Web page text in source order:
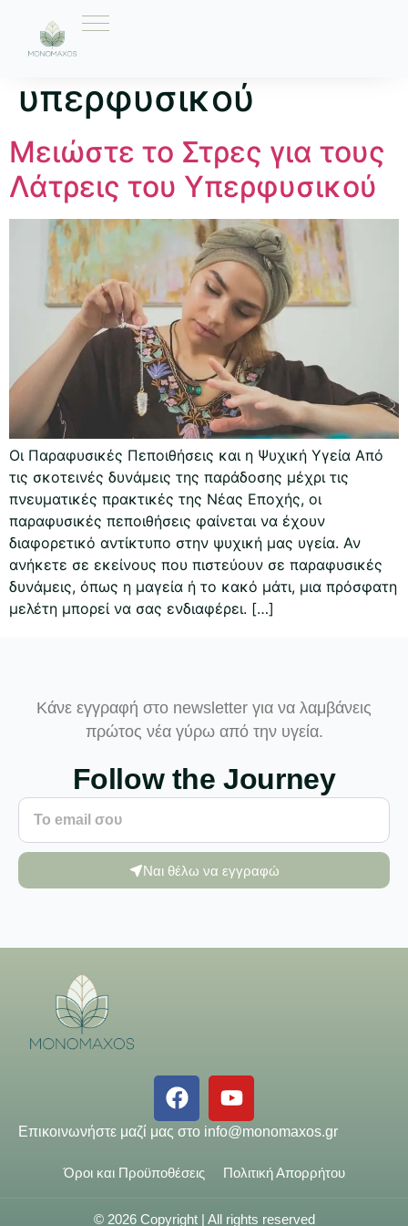
Ετικέτα:
υπερφυσικού
Μειώστε το Στρες για τους
Λάτρεις του Υπερφυσικού
Οι Παραφυσικές Πεποιθήσεις και η Ψυχική Υγεία Από
τις σκοτεινές δυνάμεις της παράδοσης μέχρι τις
πνευματικές πρακτικές της Νέας Εποχής, οι
παραφυσικές πεποιθήσεις φαίνεται να έχουν
διαφορετικό αντίκτυπο στην ψυχική μας υγεία. Αν
ανήκετε σε εκείνους που πιστεύουν σε παραφυσικές
δυνάμεις, όπως η μαγεία ή το κακό μάτι, μια πρόσφατη
μελέτη μπορεί να σας ενδιαφέρει. […]
Κάνε εγγραφή στο newsletter για να λαμβάνεις
πρώτος νέα γύρω από την υγεία.
Follow the Journey
Ναι θέλω να εγγραφώ
Επικοινωνήστε μαζί μας στο info@monomaxos.gr
Όροι και Προϋποθέσεις Πολιτική Απορρήτου
© 2026 Copyright | All rights reserved